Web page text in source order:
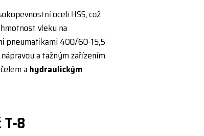
oceli HSS, což
vleku na
pneumatikami 400/60-15,5
a tažným zařízením.
ahydraulickým
T-8